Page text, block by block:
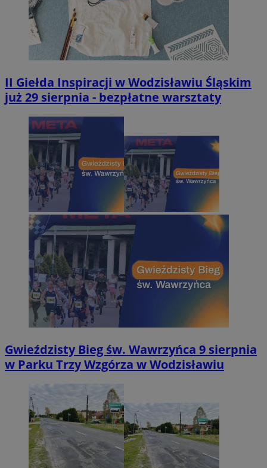
II Giełda Inspiracji w Wodzisławiu Śląskim
już 29 sierpnia - bezpłatne warsztaty
Gwieździsty Bieg św. Wawrzyńca 9 sierpnia
w Parku Trzy Wzgórza w Wodzisławiu